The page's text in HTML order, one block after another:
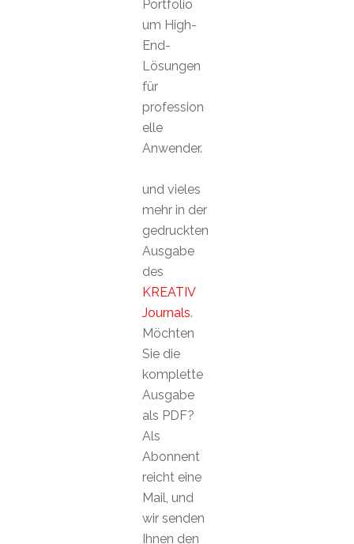
Portfolio
um High-
End-
Lösungen
für
profession
elle
Anwender.
und vieles
mehr in der
gedruckten
Ausgabe
des
KREATIV
Journals.
Möchten
Sie die
komplette
Ausgabe
als PDF?
Als
Abonnent
reicht eine
Mail, und
wir senden
Ihnen den